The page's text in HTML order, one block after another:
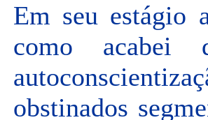
Em seu estágio
como acabei
obstinados